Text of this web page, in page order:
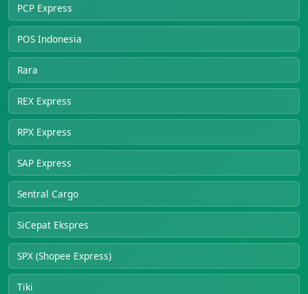
PCP Express
POS Indonesia
Rara
REX Express
RPX Express
SAP Express
Sentral Cargo
SiCepat Ekspres
SPX (Shopee Express)
Tiki